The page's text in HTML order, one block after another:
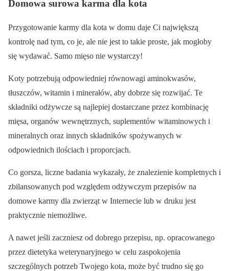
Domowa surowa karma dla kota
Przygotowanie karmy dla kota w domu daje Ci największą
kontrolę nad tym, co je, ale nie jest to takie proste, jak mogłoby
się wydawać. Samo mięso nie wystarczy!
Koty potrzebują odpowiedniej równowagi aminokwasów,
tłuszczów, witamin i minerałów, aby dobrze się rozwijać. Te
składniki odżywcze są najlepiej dostarczane przez kombinację
mięsa, organów wewnętrznych, suplementów witaminowych i
mineralnych oraz innych składników spożywanych w
odpowiednich ilościach i proporcjach.
Co gorsza, liczne badania wykazały, że znalezienie kompletnych i
zbilansowanych pod względem odżywczym przepisów na
domowe karmy dla zwierząt w Internecie lub w druku jest
praktycznie niemożliwe.
A nawet jeśli zaczniesz od dobrego przepisu, np. opracowanego
przez dietetyka weterynaryjnego w celu zaspokojenia
szczególnych potrzeb Twojego kota, może być trudno się go